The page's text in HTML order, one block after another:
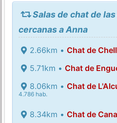
Salas de chat de
cercanas a Anna
2.66km • Chat de
5.71km • Chat de
8.06km • Chat de
4.786 hab.
8.34km • Chat de